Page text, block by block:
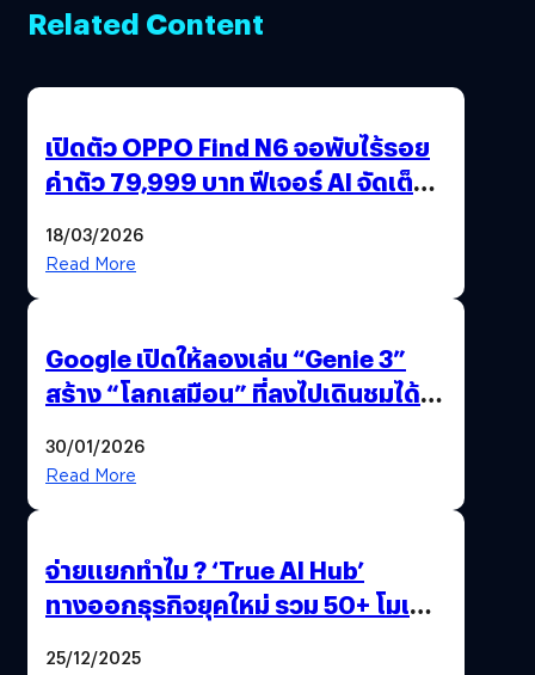
Related Content
เปิดตัว OPPO Find N6 จอพับไร้รอย
ค่าตัว 79,999 บาท ฟีเจอร์ AI จัดเต็ม
18/03/2026
Read More
Google เปิดให้ลองเล่น “Genie 3”
สร้าง “โลกเสมือน” ที่ลงไปเดินชมได้
30/01/2026
Read More
จ่ายแยกทำไม ? ‘True AI Hub’
ทางออกธุรกิจยุคใหม่ รวม 50+ โมเดล
25/12/2025